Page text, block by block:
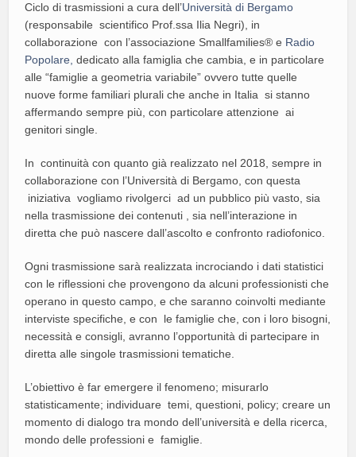
Ciclo di trasmissioni a cura dell’Università di Bergamo
(responsabile scientifico Prof.ssa Ilia Negri), in
collaborazione con l’associazione Smallfamilies® e Radio
Popolare, dedicato alla famiglia che cambia, e in particolare
alle “famiglie a geometria variabile” ovvero tutte quelle
nuove forme familiari plurali che anche in Italia si stanno
affermando sempre più, con particolare attenzione ai
genitori single.
In continuità con quanto già realizzato nel 2018, sempre in
collaborazione con l’Università di Bergamo, con questa
iniziativa vogliamo rivolgerci ad un pubblico più vasto, sia
nella trasmissione dei contenuti , sia nell’interazione in
diretta che può nascere dall’ascolto e confronto radiofonico.
Ogni trasmissione sarà realizzata incrociando i dati statistici
con le riflessioni che provengono da alcuni professionisti che
operano in questo campo, e che saranno coinvolti mediante
interviste specifiche, e con le famiglie che, con i loro bisogni,
necessità e consigli, avranno l’opportunità di partecipare in
diretta alle singole trasmissioni tematiche.
L’obiettivo è far emergere il fenomeno; misurarlo
statisticamente; individuare temi, questioni, policy; creare un
momento di dialogo tra mondo dell’università e della ricerca,
mondo delle professioni e famiglie.